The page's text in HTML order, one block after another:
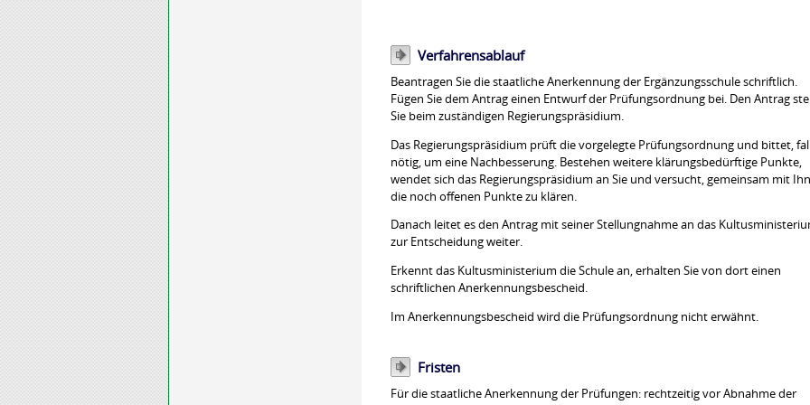
Verfahrensablauf
Beantragen Sie die staatliche Anerkennung der Ergänzungsschule schriftlich.
Fügen Sie dem Antrag einen Entwurf der Prüfungsordnung bei. Den Antrag
Sie beim zuständigen Regierungspräsidium.
Das Regierungspräsidium prüft die vorgelegte Prüfungsordnung und bittet,
nötig, um eine Nachbesserung. Bestehen weitere klärungsbedürftige Punkte,
wendet sich das Regierungspräsidium an Sie und versucht, gemeinsam mit
die noch offenen Punkte zu klären.
Danach leitet es den Antrag mit seiner Stellungnahme an das
zur Entscheidung weiter.
Erkennt das Kultusministerium die Schule an, erhalten Sie von dort einen
schriftlichen Anerkennungsbescheid.
Im Anerkennungsbescheid wird die Prüfungsordnung nicht erwähnt.
Fristen
Für die staatliche Anerkennung der Prüfungen: rechtzeitig vor Abnahme der